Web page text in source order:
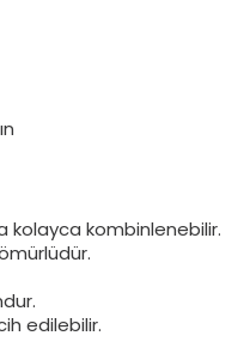
kolayca kombinlenebilir.
edilebilir.